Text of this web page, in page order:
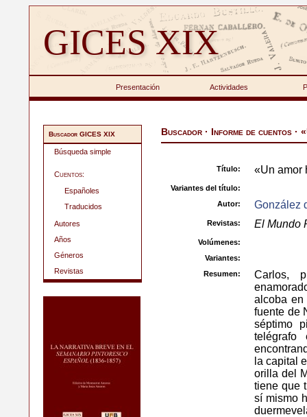
GICES XIX
Presentación Actividades
Buscador GICES XIX
Búsqueda simple
Cuentos:
Españoles
Traducidos
Autores
Años
Géneros
Revistas
Buscador · Informe de cuentos ·
Título: «Un amor
Variantes del título:
Autor:
González
Revistas: El Mundo
Volúmenes:
Variantes:
Resumen:
Carlos,
alcoba en
fuente de
séptimo
la capital
orilla del
tiene que
sí mismo